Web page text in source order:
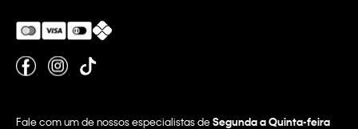
Fale com um de nossos especialistas deSegunda a Quinta-feira